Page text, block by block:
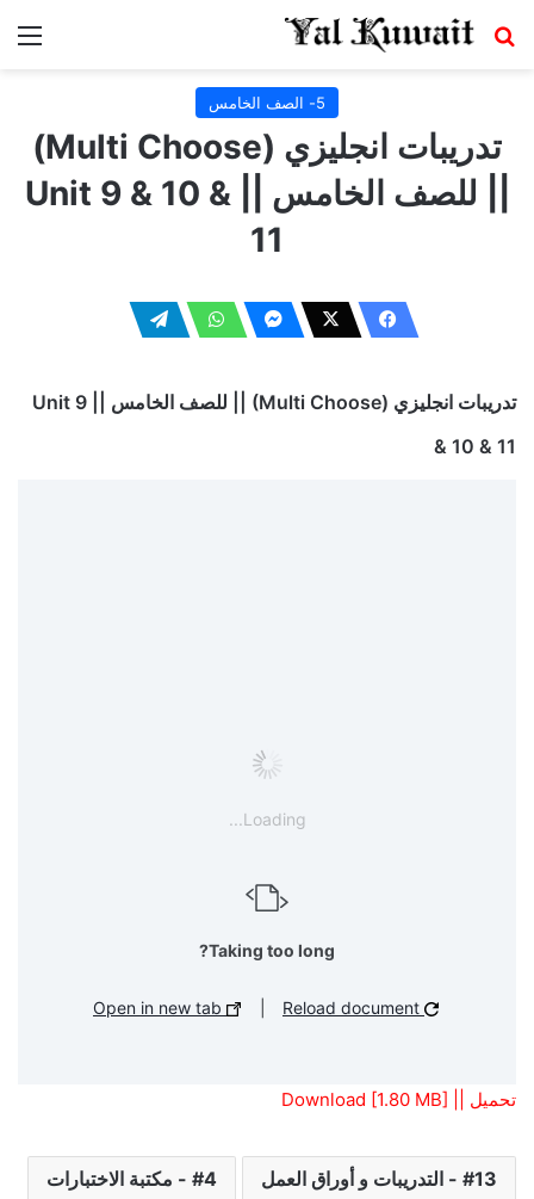
بحث عن
5- الصف الخامس
تدريبات انجليزي (Multi Choose)
|| للصف الخامس || Unit 9 & 10 &
11
تدريبات انجليزي (Multi Choose) || للصف الخامس || Unit 9
& 10 & 11
Loading...
Taking too long?
تحميل || Download [1.80 MB]
13 - التدريبات و أوراق العمل 4 - مكتبة الاختبارات